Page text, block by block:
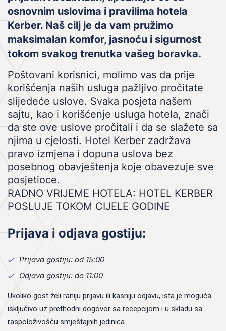
osnovnim uslovima i pravilima hotela
Kerber. Naš cilj je da vam pružimo
maksimalan komfor, jasnoću i sigurnost
tokom svakog trenutka vašeg boravka.
Poštovani korisnici, molimo vas da prije
korišćenja naših usluga pažljivo pročitate
slijedeće uslove. Svaka posjeta našem
sajtu, kao i korišćenje usluga hotela, znači
da ste ove uslove pročitali i da se slažete sa
njima u cjelosti. Hotel Kerber zadržava
pravo izmjena i dopuna uslova bez
posebnog obavještenja koje obavezuje sve
posjetioce.
RADNO VRIJEME HOTELA: HOTEL KERBER
POSLUJE TOKOM CIJELE GODINE
Prijava i odjava gostiju:
Prijava gostiju: od 15:00
Odjava gostiju: do 11:00
Ukoliko gost želi raniju prijavu ili kasniju odjavu, ista je moguća
isključivo uz prethodni dogovor sa recepcijom i u skladu sa
raspoloživošću smještajnih jedinica.